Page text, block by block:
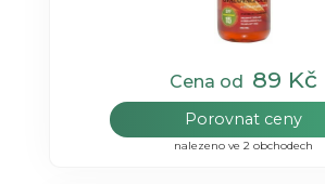
Cena od 89 Kč
Porovnat ceny
nalezeno ve 2 obchodech